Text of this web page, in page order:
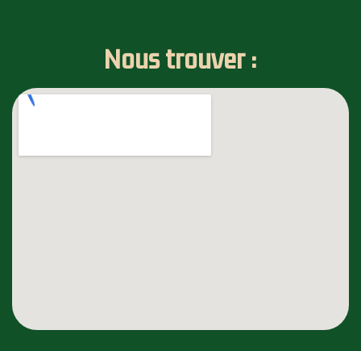
Nous trouver :